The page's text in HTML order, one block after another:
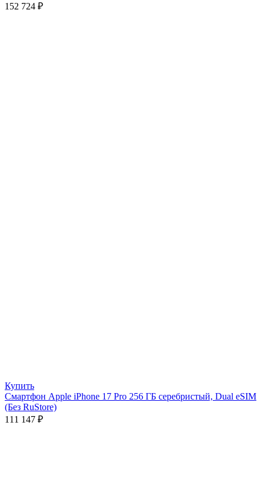
152 724 ₽
Купить
Смартфон Apple iPhone 17 Pro 256 ГБ серебристый, Dual eSIM
(Без RuStore)
111 147 ₽